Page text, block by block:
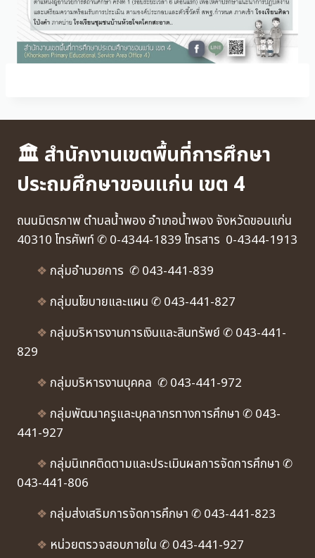
🏛 สำนักงานเขตพื้นที่การศึกษา
ประถมศึกษาขอนแก่น เขต 4
ถนนมิตรภาพ ตำบลน้ำพอง อำเภอน้ำพอง จังหวัดขอนแก่น
40310 โทรศัพท์ ✆ 0-4344-1839 โทรสาร 0-4344-1913
❖ กลุ่มอำนวยการ ✆ 043-441-839
❖ กลุ่มนโยบายและแผน ✆ 043-441-827
❖ กลุ่มบริหารงานการเงินและสินทรัพย์ ✆ 043-441-
829
❖ กลุ่มบริหารงานบุคคล ✆ 043-441-972
❖ กลุ่มพัฒนาครูและบุคลากรทางการศึกษา ✆ 043-
441-927
❖ กลุ่มนิเทศติดตามและประเมินผลการจัดการศึกษา ✆
043-441-806
❖ กลุ่มส่งเสริมการจัดการศึกษา ✆ 043-441-823
❖ หน่วยตรวจสอบภายใน ✆ 043-441-927